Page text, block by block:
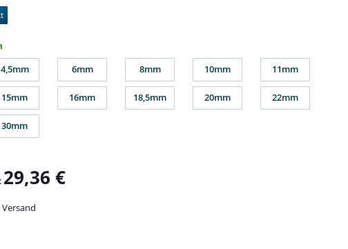
4,5mm
4,5mm 6mm
6mm 8mm
8mm 10mm
10mm 11mm
11mm
15mm
15mm 16mm
16mm 18,5mm
18,5mm 20mm
20mm 22mm
22mm
30mm
30mm
29,36 €
Versand